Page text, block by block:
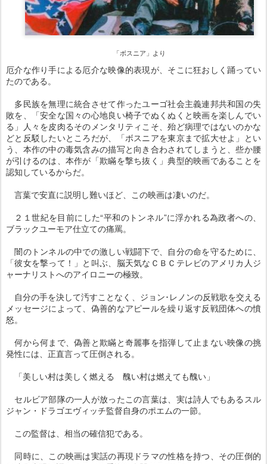
「ボスニア」より
厄介な作り手による厄介な映像的表現が、そこに狂おしく踊ってい
たのである。
多民族を無理に統合させて作ったユーゴ社会主義連邦共和国の失
敗を、「安全な国々の心地良い椅子でぬくぬくと映画を楽しんでい
る」人々を皮肉るそのメンタリティこそ、殆ど病理ではないのかな
どと反駁したいところだが、「ボスニアを東京まで拡大せよ」とい
う、本作の中の毒気含みの描写と向き合わされてしまうと、些か腰
が引けるのは、本作が「欺瞞を撃ち抜く」典型的映画であることを
認知しているからだ。
言葉で安直に説明し難いほど、この映画は凄いのだ。
２１世紀を目前にした“平和のトンネル”に浮かれる為政者への、
ブラックユーモア仕立ての痛罵。
闇のトンネルの中での激しい戦闘下で、自分の命を守るために、
「彼女を撃って！」と叫ぶ、脳天気なＣＢＣテレビのアメリカ人ジ
ャーナリストへのアイロニーの極致。
自分の手を決して汚すことなく、ジョン･レノンの反戦歌を交える
メッセージによって、偽善的なアピールを繰り返す反戦団体への憤
怒。
何から何まで、偽善と欺瞞と奇麗事を指弾して止まない映像の挑
発性には、正直言って圧倒される。
「美しい村は美しく燃える 醜い村は燃えても醜い」
セルビア部隊の一人が放ったこの言葉は、実は詩人でもあるスル
ジャン・ドラゴエヴィッチ監督自身のポエムの一節。
この監督は、相当の確信犯である。
同時に、この映画は実話の再現ドラマの性格を持つ、その圧倒的